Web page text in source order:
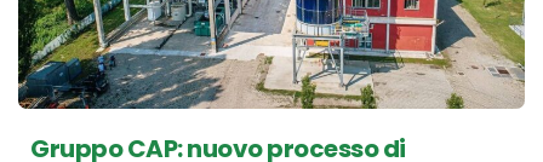
Gruppo CAP: nuovo processo di